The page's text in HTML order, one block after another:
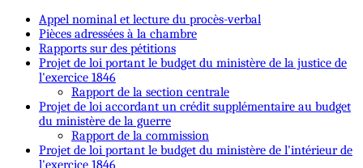
Appel nominal et lecture du procès-verbal
Pièces adressées à la chambre
Rapports sur des pétitions
Projet de loi portant le budget du ministère de la justice de
l'exercice 1846
Rapport de la section centrale
Projet de loi accordant un crédit supplémentaire au budget
du ministère de la guerre
Rapport de la commission
Projet de loi portant le budget du ministère de l'intérieur de
l'exercice 1846